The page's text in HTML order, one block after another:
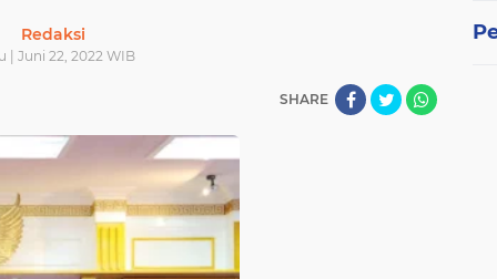
Redaksi
| Juni 22, 2022 WIB
SHARE